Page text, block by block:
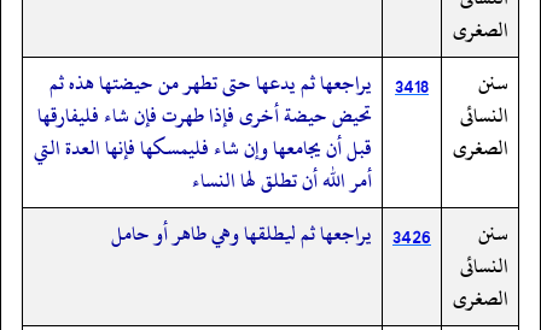
الصغرى
سنن
النسائى
الصغرى
3418
يراجعها ثم يدعها حتى تطهر من حيضتها هذه ثم
تحيض حيضة أخرى فإذا طهرت فإن شاء فليفارقها
قبل أن يجامعها وإن شاء فليمسكها فإنها العدة التي
أمر الله أن تطلق لها النساء
سنن
النسائى
الصغرى
3426 يراجعها ثم ليطلقها وهي طاهر أو حامل